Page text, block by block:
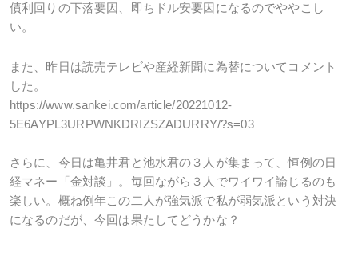
債利回りの下落要因、即ちドル安要因になるのでややこし
い。
また、昨日は読売テレビや産経新聞に為替についてコメント
した。
https://www.sankei.com/article/20221012-
5E6AYPL3URPWNKDRIZSZADURRY/?s=03
さらに、今日は亀井君と池水君の３人が集まって、恒例の日
経マネー「金対談」。毎回ながら３人でワイワイ論じるのも
楽しい。概ね例年この二人が強気派で私が弱気派という対決
になるのだが、今回は果たしてどうかな？